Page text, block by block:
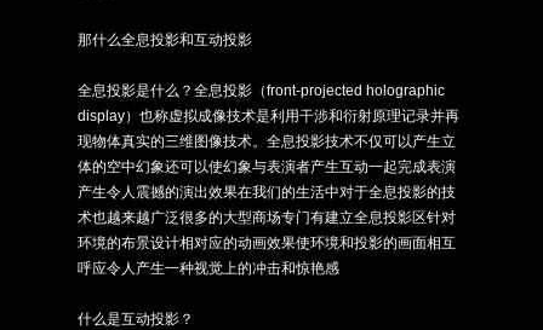
那什么全息投影和互动投影
全息投影是什么？全息投影（front-projected holographic
display）也称虚拟成像技术是利用干涉和衍射原理记录并再
现物体真实的三维图像技术。全息投影技术不仅可以产生立
体的空中幻象还可以使幻象与表演者产生互动一起完成表演
产生令人震撼的演出效果在我们的生活中对于全息投影的技
术也越来越广泛很多的大型商场专门有建立全息投影区针对
环境的布景设计相对应的动画效果使环境和投影的画面相互
呼应令人产生一种视觉上的冲击和惊艳感
什么是互动投影？